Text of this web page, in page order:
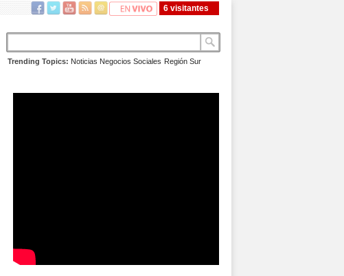
6 visitantes
Trending Topics: Noticias Negocios Sociales Región Sur